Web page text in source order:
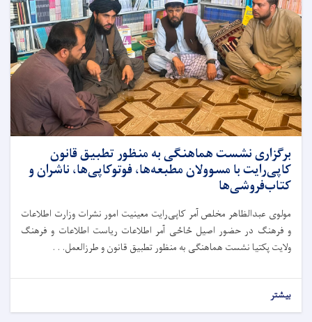
برگزاری نشست هماهنگی به منظور تطبیق قانون
کاپی‌رایت با مسوولان مطبعه‌ها، فوتوکاپی‌ها، ناشران و
کتاب‌فروشی‌ها
مولوی عبدالظاهر مخلص آمر کاپی‌رایت معینیت امور نشرات وزارت اطلاعات
و فرهنگ در حضور اصیل ځاځی آمر اطلاعات ریاست اطلاعات و فرهنگ
ولایت پکتیا نشست هماهنگی به منظور تطبیق قانون و طرزالعمل. . .
بیشتر